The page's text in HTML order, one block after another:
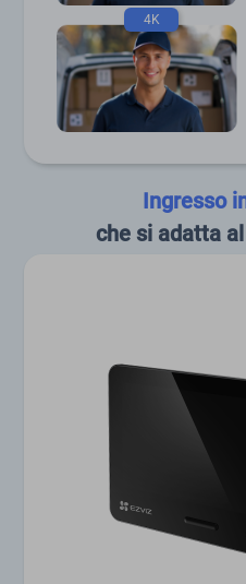
4K
Ingresso
che si adatta